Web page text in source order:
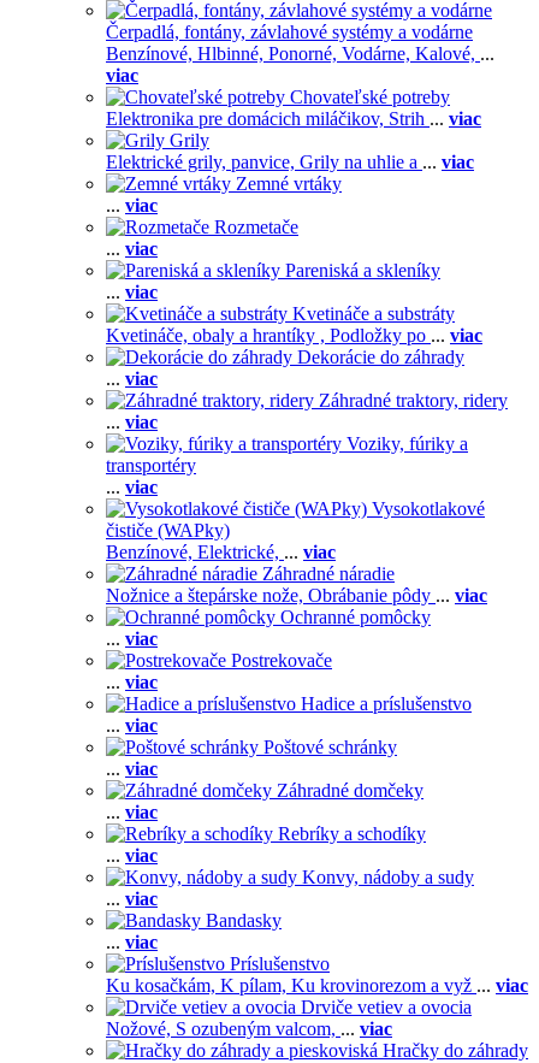
Čerpadlá, fontány, závlahové systémy a vodárne
Benzínové, Hlbinné, Ponorné, Vodárne, Kalové, ...
viac
Chovateľské potreby
Elektronika pre domácich miláčikov, Strih ... viac
Grily
Elektrické grily, panvice, Grily na uhlie a ... viac
Zemné vrtáky
... viac
Rozmetače
... viac
Pareniská a skleníky
... viac
Kvetináče a substráty
Kvetináče, obaly a hrantíky , Podložky po ... viac
Dekorácie do záhrady
... viac
Záhradné traktory, ridery
... viac
Voziky, fúriky a
transportéry
... viac
Vysokotlakové
čističe (WAPky)
Benzínové, Elektrické, ... viac
Záhradné náradie
Nožnice a štepárske nože, Obrábanie pôdy ... viac
Ochranné pomôcky
... viac
Postrekovače
... viac
Hadice a príslušenstvo
... viac
Poštové schránky
... viac
Záhradné domčeky
... viac
Rebríky a schodíky
... viac
Konvy, nádoby a sudy
... viac
Bandasky
... viac
Príslušenstvo
Ku kosačkám, K pílam, Ku krovinorezom a vyž ... viac
Drviče vetiev a ovocia
Nožové, S ozubeným valcom, ... viac
Hračky do záhrady